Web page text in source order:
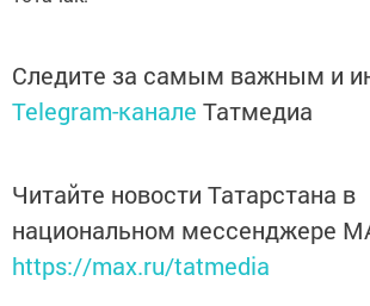
Следите за самым важным и
Telegram-канале Татмедиа
Читайте новости Татарстана в
национальном мессенджере
https://max.ru/tatmedia